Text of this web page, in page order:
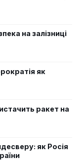
на залізниці
як
ракет на
як Росія